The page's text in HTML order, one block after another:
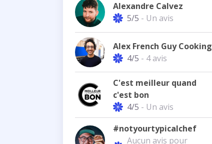
Alexandre Calvez
5/5 - Un avis
Alex French Guy Cooking
4/5 - 4 avis
C'est meilleur quand
c'est bon
4/5 - Un avis
#notyourtypicalchef
Aucun avis pour